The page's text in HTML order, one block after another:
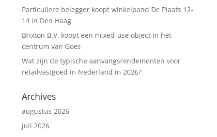
Particuliere belegger koopt winkelpand De Plaats 12-
14 in Den Haag
Brixton B.V. koopt een mixed-use object in het
centrum van Goes
Wat zijn de typische aanvangsrendementen voor
retailvastgoed in Nederland in 2026?
Archives
augustus 2026
juli 2026